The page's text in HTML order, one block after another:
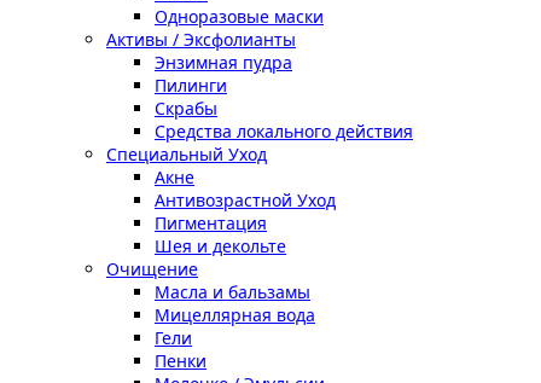
Одноразовые маски
Активы / Эксфолианты
Энзимная пудра
Пилинги
Скрабы
Средства локального действия
Специальный Уход
Акне
Антивозрастной Уход
Пигментация
Шея и декольте
Очищение
Масла и бальзамы
Мицеллярная вода
Гели
Пенки